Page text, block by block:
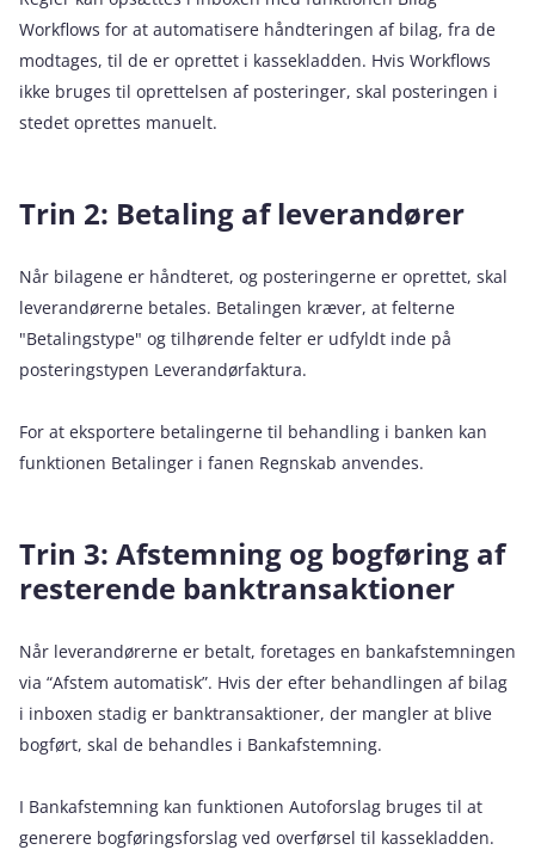
Workflows for at automatisere håndteringen af bilag, fra de
modtages, til de er oprettet i kassekladden. Hvis Workflows
ikke bruges til oprettelsen af posteringer, skal posteringen i
stedet oprettes manuelt.
Trin 2: Betaling af leverandører
Når bilagene er håndteret, og posteringerne er oprettet, skal
leverandørerne betales. Betalingen kræver, at felterne
"Betalingstype" og tilhørende felter er udfyldt inde på
posteringstypen Leverandørfaktura.
For at eksportere betalingerne til behandling i banken kan
funktionen Betalinger i fanen Regnskab anvendes.
Trin 3: Afstemning og bogføring af
resterende banktransaktioner
Når leverandørerne er betalt, foretages en bankafstemningen
via “Afstem automatisk”. Hvis der efter behandlingen af bilag
i inboxen stadig er banktransaktioner, der mangler at blive
bogført, skal de behandles i Bankafstemning.
I Bankafstemning kan funktionen Autoforslag bruges til at
generere bogføringsforslag ved overførsel til kassekladden.